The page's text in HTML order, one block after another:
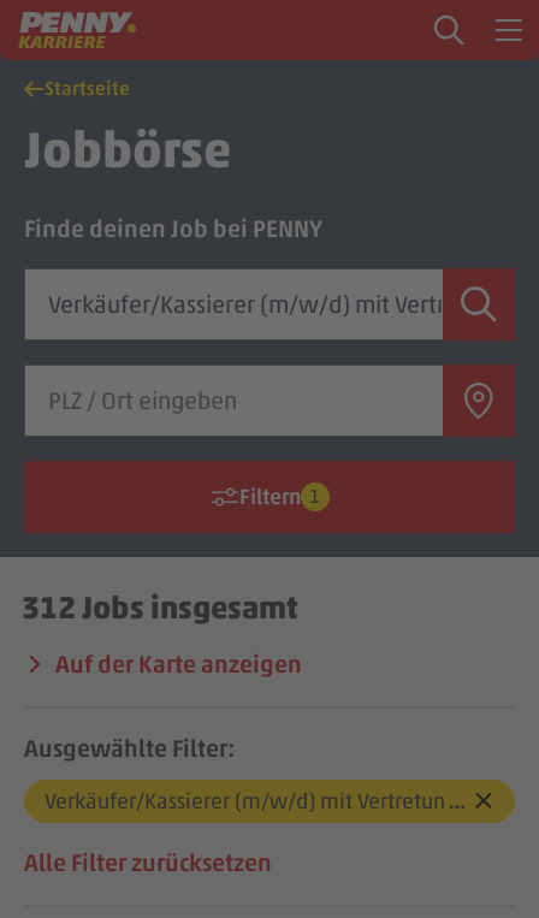
Zum Inhalt springen
Startseite
Ausbildung
Mein Kandidat:innenprofil
Startseite
Jobbörse
Finde deinen Job bei PENNY
Filtern 1
312Jobs insgesamt
Auf der Karte anzeigen
Ausgewählte Filter:
Verkäufer/Kassierer (m/w/d) mit
Alle Filter zurücksetzen